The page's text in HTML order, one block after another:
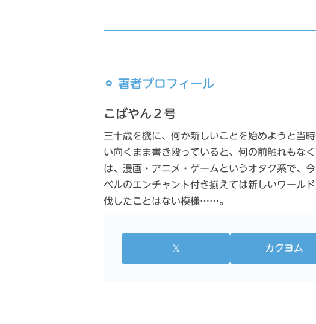
⚪︎ 著者プロフィール
こばやん２号
三十歳を機に、何か新しいことを始めようと当
い向くまま書き殴っていると、何の前触れもな
は、漫画・アニメ・ゲームというオタク系で、
ベルのエンチャント付き揃えては新しいワール
伐したことはない模様……。
𝕏 カクヨム